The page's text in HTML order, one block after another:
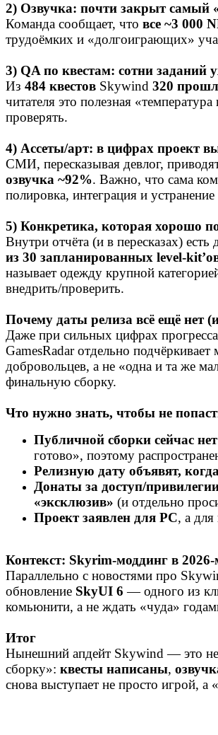
2) Озвучка: почти закрыт самый
Команда сообщает, что все ~3 000
трудоёмких и «долгоиграющих»
3) QA по квестам: сотни заданий
Из 484 квестов Skywind 320
читателя это полезная
проверять.
4) Ассеты/арт: в цифрах проект
СМИ, пересказывая девлог,
озвучка ~92%. Важно, что сама
полировка, интеграция и
5) Конкретика, которая хорошо
Внутри отчёта (и в пересказах)
из 30 запланированных
называет одежду крупной
внедрить/проверить.
Почему даты релиза всё ещё нет
Даже при сильных цифрах
GamesRadar отдельно
добровольцев, а не «одна и та же
финальную сборку.
Что нужно знать, чтобы не
Публичной сборки сейчас нет
готово», поэтому
Релизную дату объявят,
Донаты за доступ/
«эксклюзив» (и отдельно
Проект заявлен для PC, а
Контекст: Skyrim‑моддинг в
Параллельно с новостями про
обновление SkyUI 6 — одного из
комьюнити, а не ждать «чуда»
Итог
Нынешний апдейт Skywind — это не
сборку»: квесты написаны,
снова выступает не просто игрой,